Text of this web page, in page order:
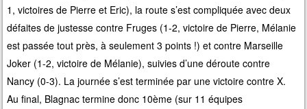
1, victoires de Pierre et Eric), la route s’est compliquée avec deux
défaites de justesse contre Fruges (1-2, victoire de Pierre, Mélanie
est passée tout près, à seulement 3 points !) et contre Marseille
Joker (1-2, victoire de Mélanie), suivies d’une déroute contre
Nancy (0-3). La journée s’est terminée par une victoire contre X.
Au final, Blagnac termine donc 10ème (sur 11 équipes